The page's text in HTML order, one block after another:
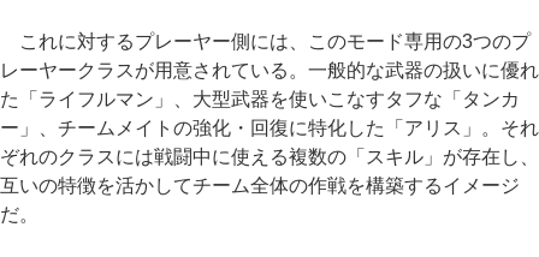
これに対するプレーヤー側には、このモード専用の3つのプ
レーヤークラスが用意されている。一般的な武器の扱いに優れ
た「ライフルマン」、大型武器を使いこなすタフな「タンカ
ー」、チームメイトの強化・回復に特化した「アリス」。それ
ぞれのクラスには戦闘中に使える複数の「スキル」が存在し、
互いの特徴を活かしてチーム全体の作戦を構築するイメージ
だ。